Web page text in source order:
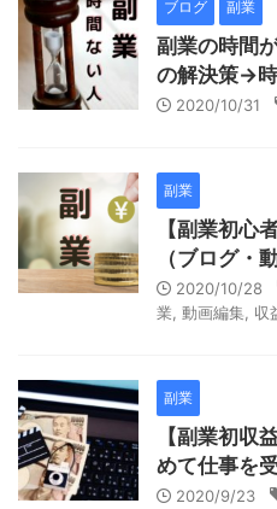
ブログ 副業
副業の時間
の解決策→
2020/10/31
副業
【副業初心
（ブログ・
2020/10/28
業 動画編集 収
副業
【副業初収
めて仕事を
2020/9/23